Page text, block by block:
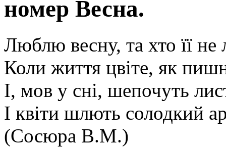
Люблю весну, та хто її не
Коли життя цвiте, як
I, мов у снi, шепочуть
I квiти шлють солодкий
(Сосюра В.М.)